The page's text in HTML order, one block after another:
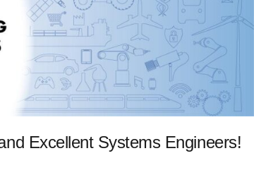
Excellent Systems Engineers!